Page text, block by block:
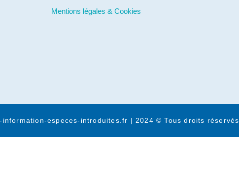
Mentions légales & Cookies
information-especes-introduites.fr | 2024 © Tous droits réservés